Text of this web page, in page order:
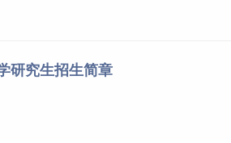
研究生招生简章